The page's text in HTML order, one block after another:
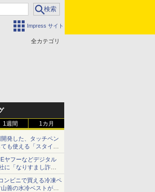
Impress サイト
全カテゴリ
1週間 1カ月
発した、タッチペン
も使える「スタイラ
にも紙にも、持ち替
ヤフーなどデジタル
に「なりすまし詐欺
名人の写真や映像を
策として
ビニで買える冷凍ペ
善の水冷ベストがロ